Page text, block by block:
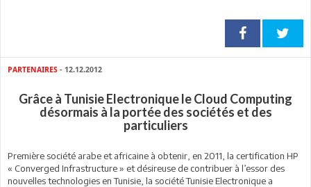
PARTENAIRES - 12.12.2012
Grâce à Tunisie Electronique le Cloud Computing
désormais à la portée des sociétés et des
particuliers
Première société arabe et africaine à obtenir, en 2011, la certification HP
« Converged Infrastructure » et désireuse de contribuer à l’essor des
nouvelles technologies en Tunisie, la société Tunisie Electronique a